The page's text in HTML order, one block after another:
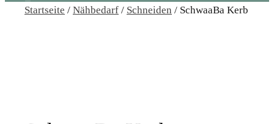
Startseite / Nähbedarf / Schneiden / SchwaaBa Kerb